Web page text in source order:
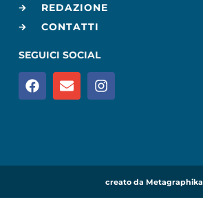
REDAZIONE
CONTATTI
SEGUICI SOCIAL
creato da Metagraphika